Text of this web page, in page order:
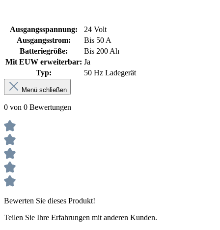
Ausgangsspannung:
24 Volt
Ausgangsstrom:
Bis 50 A
Batteriegröße:
Bis 200 Ah
Mit EUW erweiterbar: Ja
Typ:
50 Hz Ladegerät
Menü schließen
0 von 0 Bewertungen
Bewerten Sie dieses Produkt!
Teilen Sie Ihre Erfahrungen mit anderen Kunden.